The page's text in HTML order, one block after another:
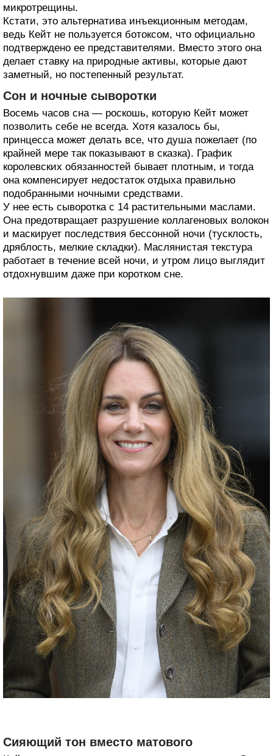
микротрещины.
Кстати, это альтернатива инъекционным методам,
ведь Кейт не пользуется ботоксом, что официально
подтверждено ее представителями. Вместо этого она
делает ставку на природные активы, которые дают
заметный, но постепенный результат.
Сон и ночные сыворотки
Восемь часов сна — роскошь, которую Кейт может
позволить себе не всегда. Хотя казалось бы,
принцесса может делать все, что душа пожелает (по
крайней мере так показывают в сказка). График
королевских обязанностей бывает плотным, и тогда
она компенсирует недостаток отдыха правильно
подобранными ночными средствами.
У нее есть сыворотка с 14 растительными маслами.
Она предотвращает разрушение коллагеновых волокон
и маскирует последствия бессонной ночи (тусклость,
дряблость, мелкие складки). Маслянистая текстура
работает в течение всей ночи, и утром лицо выглядит
отдохнувшим даже при коротком сне.
Сияющий тон вместо матового